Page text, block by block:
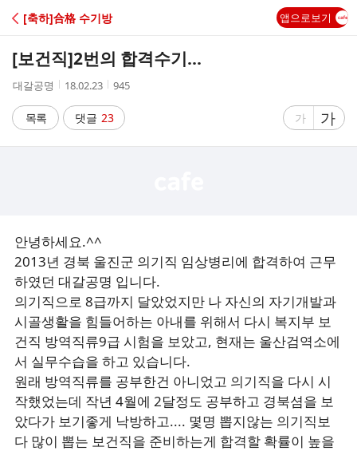
C
A
[축하]合格 수기방 앱으로보기
[보건직]2번의 합격수기...
작
자
대갈공명
작
시
간
18.02.23
조
수
945
목록 댓글 23
글
가
글
자
가
안녕하세요.^^
2013년 경북 울진군 의기직 임상병리에 합격하여 근무
하였던 대갈공명 입니다.
의기직으로 8급까지 달았었지만 나 자신의 자기개발과
시골생활을 힘들어하는 아내를 위해서 다시 복지부 보
건직 방역직류9급 시험을 보았고, 현재는 울산검역소에
서 실무수습을 하고 있습니다.
원래 방역직류를 공부한건 아니었고 의기직을 다시 시
작했었는데 작년 4월에 2달정도 공부하고 경북셤을 보
았다가 보기좋게 낙방하고.... 몇명 뽑지않는 의기직보
다 많이 뽑는 보건직을 준비하는게 합격할 확률이 높을